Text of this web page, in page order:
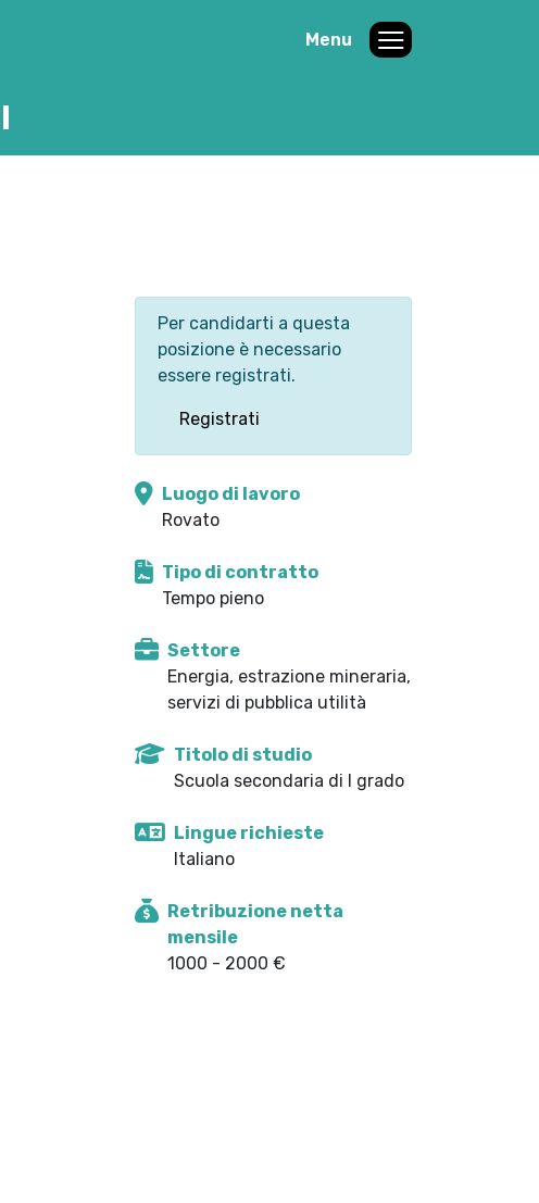
Menu
Per candidarti a questa
posizione è necessario
essere registrati.
Registrati
Luogo di lavoro
Rovato
Tipo di contratto
Tempo pieno
Settore
Energia, estrazione mineraria,
servizi di pubblica utilità
Titolo di studio
Scuola secondaria di I grado
Lingue richieste
Italiano
Retribuzione netta
mensile
1000 - 2000 €